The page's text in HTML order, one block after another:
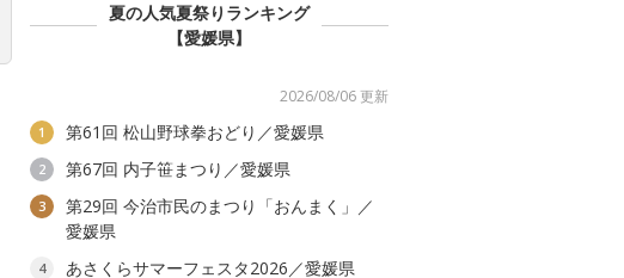
夏の人気夏祭りランキング
【愛媛県】
2026/08/06 更新
1 第61回 松山野球拳おどり／愛媛県
2 第67回 内子笹まつり／愛媛県
3
第29回 今治市民のまつり「おんまく」／
愛媛県
4 あさくらサマーフェスタ2026／愛媛県